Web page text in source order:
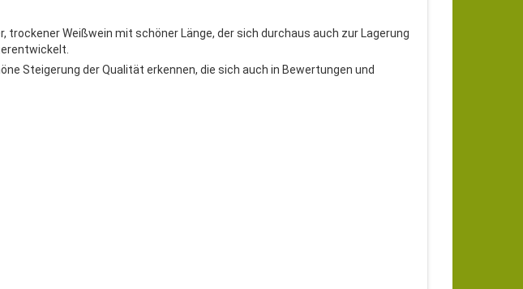
trockener Weißwein mit schöner Länge, der sich durchaus auch zur Lagerung
Steigerung der Qualität erkennen, die sich auch in Bewertungen und